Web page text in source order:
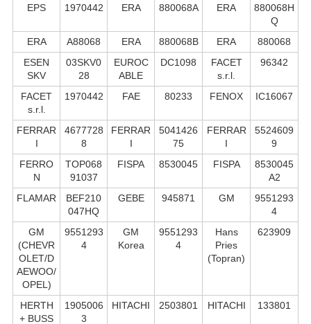
EPS 1970442 ERA 880068A ERA
880068H
Q
ERA
A88068 ERA 880068B ERA
880068
ESEN
SKV
03SKV0
28
EUROC
ABLE
DC1098
FACET
s.r.l.
96342
FACET
s.r.l.
1970442 FAE 80233 FENOX IC16067
FERRAR
I
4677728
8
FERRAR
I
5041426
75
FERRAR
I
5524609
9
FERRO
N
TOP068
91037
FISPA 8530045 FISPA
8530045
A2
FLAMAR
BEF210
047HQ
GEBE 945871 GM
9551293
4
GM
(CHEVR
OLET/D
AEWOO/
OPEL)
9551293
4
GM
Korea
9551293
4
Hans
Pries
(Topran)
623909
HERTH
+ BUSS
1905006
3
HITACHI 2503801 HITACHI 133801